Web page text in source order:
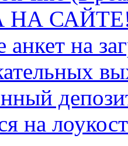
НА
анкет на
на